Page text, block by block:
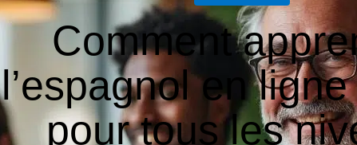
Comment
l’espagnol en
pour tous les